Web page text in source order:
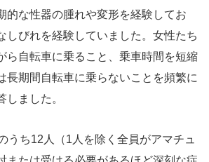
的な性器の腫れや変形を経験してお
しびれを経験していました。女性たち
ら自転車に乗ること、乗車時間を短縮
長期間自転車に乗らないことを頻繁に
しました。
うち12人（1人を除く全員がアマチュ